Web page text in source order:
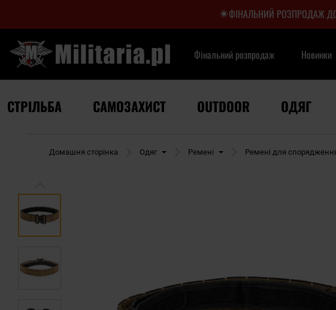
ФІНАЛЬНИЙ РОЗПРОДАЖ
Фінальний розпродаж Новинки
СТРІЛЬБА САМОЗАХИСТ OUTDOOR ОДЯГ
Домашня сторінка Одяг Ремені Ремені для